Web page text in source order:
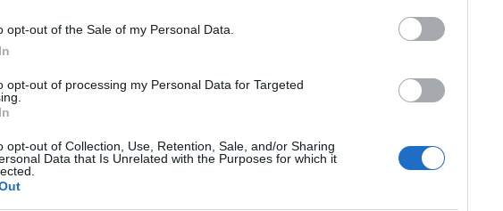
opt-out of the Sale of my Personal Data.
opt-out of processing my Personal Data for Targeted
opt-out of Collection, Use, Retention, Sale, and/or Sharing
Data that Is Unrelated with the Purposes for which it
ötven előadást mutat be valamennyi korosztály
és májusban Petőfi Sándorra és Madách Imrére
légtornász és Laczkó Pál: Szalmakomisszár című
és újdonság a Vidor családi matiné, amely három
az eltelt tíz évad számait ismertetve
Nógrád megyében, az ország különböző pontjain,